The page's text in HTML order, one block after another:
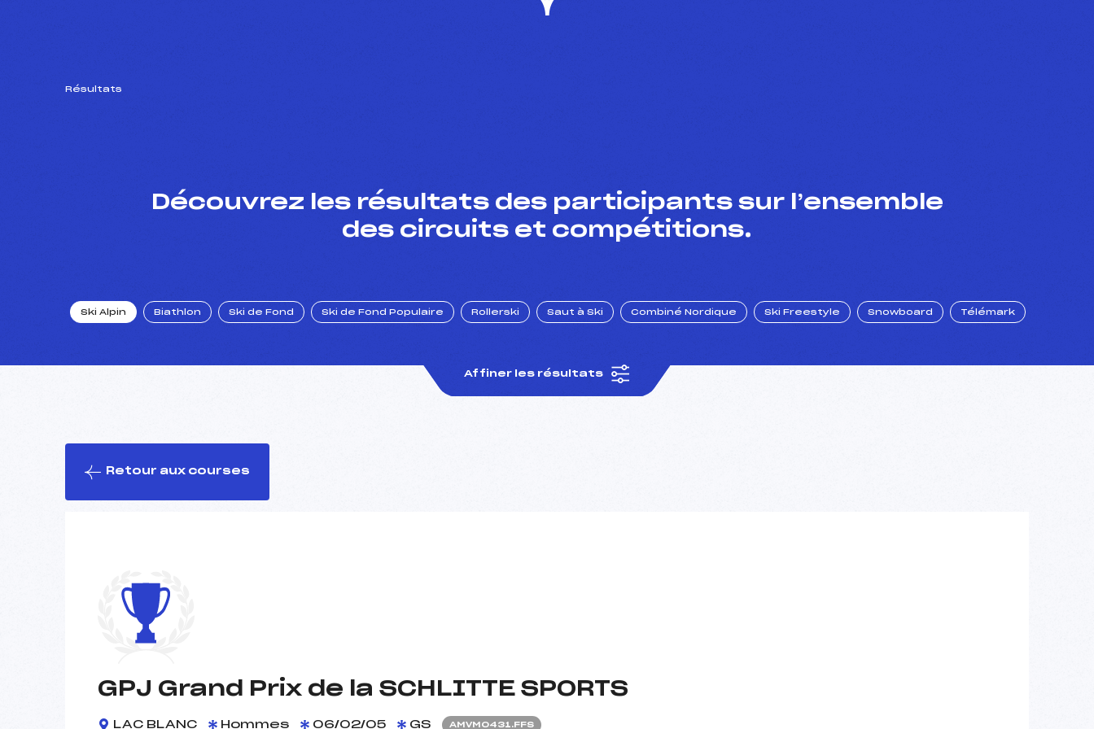
Résultats
Découvrez les résultats des participants sur l’ensemble
des circuits et compétitions.
Ski Alpin Biathlon Ski de Fond Ski de Fond Populaire Rollerski Saut à Ski Combiné Nordique Ski Freestyle Snowboard Télémark
Affiner les résultats
Retour aux courses
GPJ Grand Prix de la SCHLITTE SPORTS
LAC BLANC Hommes 06/02/05 GS AMVM0431.FFS